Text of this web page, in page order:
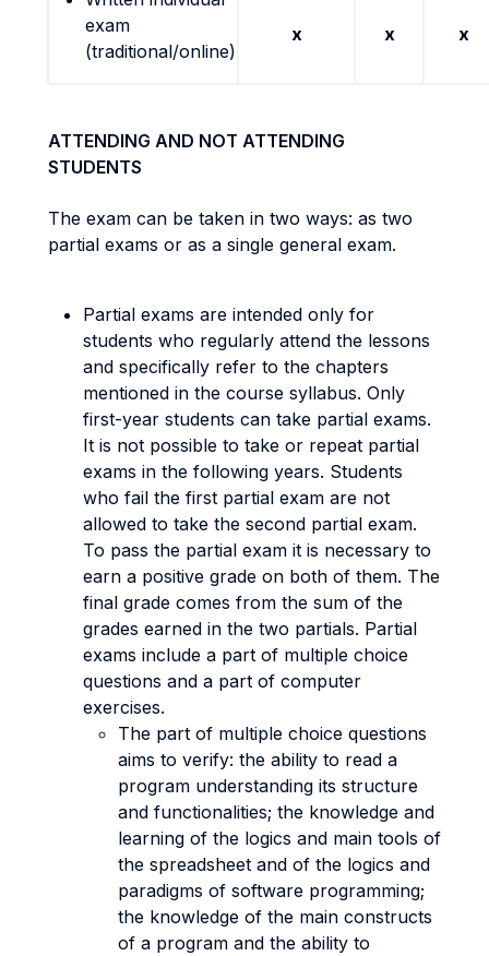
exam
(traditional/online)
x x x
ATTENDING AND NOT ATTENDING
STUDENTS
The exam can be taken in two ways: as two
partial exams or as a single general exam.
Partial exams are intended only for
students who regularly attend the lessons
and specifically refer to the chapters
mentioned in the course syllabus. Only
first-year students can take partial exams.
It is not possible to take or repeat partial
exams in the following years. Students
who fail the first partial exam are not
allowed to take the second partial exam.
To pass the partial exam it is necessary to
earn a positive grade on both of them. The
final grade comes from the sum of the
grades earned in the two partials. Partial
exams include a part of multiple choice
questions and a part of computer
exercises.
The part of multiple choice questions
aims to verify: the ability to read a
program understanding its structure
and functionalities; the knowledge and
learning of the logics and main tools of
the spreadsheet and of the logics and
paradigms of software programming;
the knowledge of the main constructs
of a program and the ability to